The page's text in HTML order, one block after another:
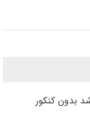
بدون کنکور